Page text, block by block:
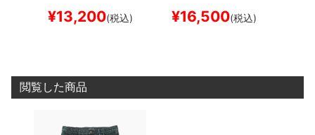
ボード スケボー
¥13,200(税込)
HT INDIGOスケートボ
¥16,500(税込)
閲覧した商品